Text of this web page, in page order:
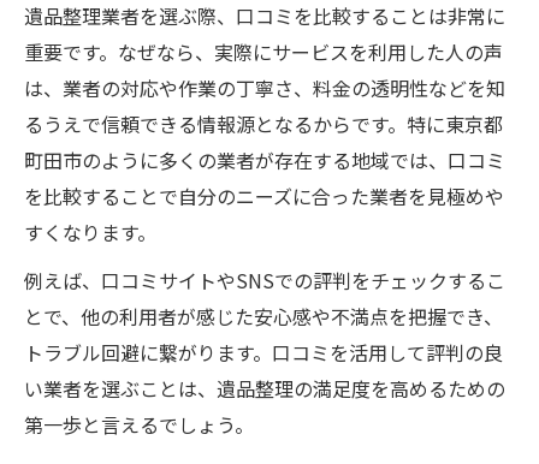
遺品整理業者を選ぶ際、口コミを比較することは非常に
重要です。なぜなら、実際にサービスを利用した人の声
は、業者の対応や作業の丁寧さ、料金の透明性などを知
るうえで信頼できる情報源となるからです。特に東京都
町田市のように多くの業者が存在する地域では、口コミ
を比較することで自分のニーズに合った業者を見極めや
すくなります。
例えば、口コミサイトやSNSでの評判をチェックするこ
とで、他の利用者が感じた安心感や不満点を把握でき、
トラブル回避に繋がります。口コミを活用して評判の良
い業者を選ぶことは、遺品整理の満足度を高めるための
第一歩と言えるでしょう。